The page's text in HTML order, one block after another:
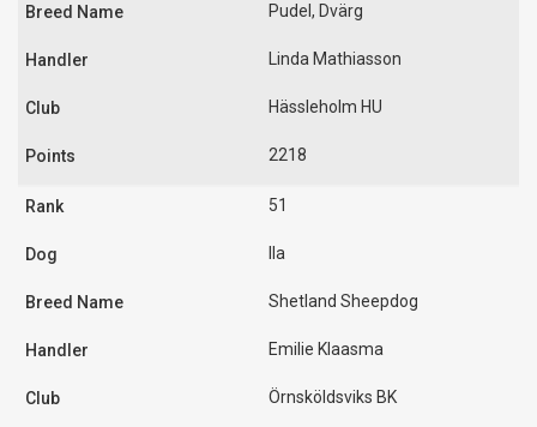
Pudel, Dvärg
Linda Mathiasson
Hässleholm HU
2218
51
Ila
Shetland Sheepdog
Emilie Klaasma
Örnsköldsviks BK